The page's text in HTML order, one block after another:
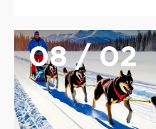
08 / 02